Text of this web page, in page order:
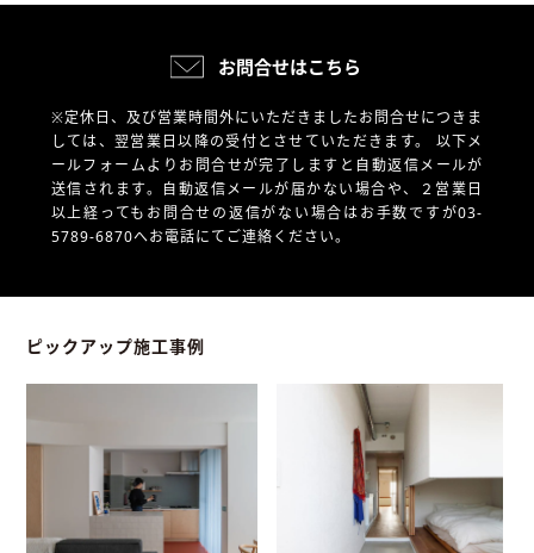
お問合せはこちら
※定休日、及び営業時間外にいただきましたお問合せにつきま
しては、翌営業日以降の受付とさせていただきます。 以下メ
ールフォームよりお問合せが完了しますと自動返信メールが
送信されます。自動返信メールが届かない場合や、
２営業日
以上経ってもお問合せの返信がない場合はお手数ですが03-
5789-6870へお電話にてご連絡ください。
ピックアップ施工事例